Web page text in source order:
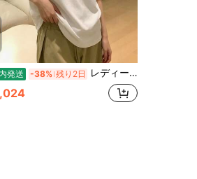
発送 -38% 残り2日 レディース 綿素材 プリント柄 半袖 T シャツ クルーネック カジュアル 柔らか肌触り 通気性良好 夏新作 普段着 通勤着 おしゃれデイリーカジュアルトップス